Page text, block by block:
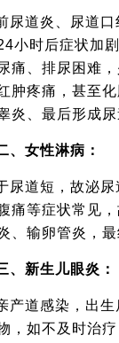
尿道炎、尿道
小时后症状加
痛、排尿困难
肿疼痛，甚至
炎、最后形成尿
、女性淋病：
尿道短，故泌
痛等症状常见
、输卵管炎，最
、新生儿眼炎：
产道感染，出
，如不及时治